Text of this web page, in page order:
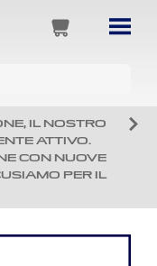
IL NOSTRO
ATTIVO.
CON NUOVE
PER IL